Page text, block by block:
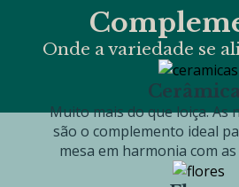
Onde a variedade se
Muito mais do que loiça. As
são o complemento ideal
mesa em harmonia com